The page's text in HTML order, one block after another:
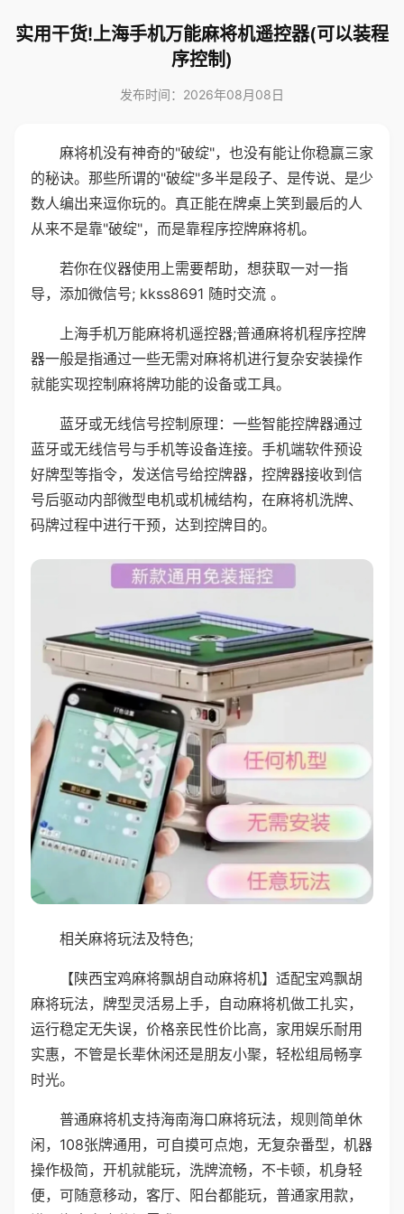
实用干货!上海手机万能麻将机遥控器(可以装程
序控制)
发布时间：2026年08月08日
麻将机没有神奇的"破绽"，也没有能让你稳赢三家
的秘诀。那些所谓的"破绽"多半是段子、是传说、是少
数人编出来逗你玩的。真正能在牌桌上笑到最后的人
从来不是靠"破绽"，而是靠程序控牌麻将机。
若你在仪器使用上需要帮助，想获取一对一指
导，添加微信号; kkss8691 随时交流 。
上海手机万能麻将机遥控器;普通麻将机程序控牌
器一般是指通过一些无需对麻将机进行复杂安装操作
就能实现控制麻将牌功能的设备或工具。
蓝牙或无线信号控制原理：一些智能控牌器通过
蓝牙或无线信号与手机等设备连接。手机端软件预设
好牌型等指令，发送信号给控牌器，控牌器接收到信
号后驱动内部微型电机或机械结构，在麻将机洗牌、
码牌过程中进行干预，达到控牌目的。
相关麻将玩法及特色;
【陕西宝鸡麻将飘胡自动麻将机】适配宝鸡飘胡
麻将玩法，牌型灵活易上手，自动麻将机做工扎实，
运行稳定无失误，价格亲民性价比高，家用娱乐耐用
实惠，不管是长辈休闲还是朋友小聚，轻松组局畅享
时光。
普通麻将机支持海南海口麻将玩法，规则简单休
闲，108张牌通用，可自摸可点炮，无复杂番型，机器
操作极简，开机就能玩，洗牌流畅，不卡顿，机身轻
便，可随意移动，客厅、阳台都能玩，普通家用款，